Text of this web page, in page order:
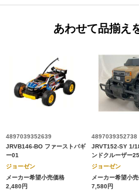
あわせて品揃え
4897039352639
JRVB146-BO ファーストバギ
ー01
ジョーゼン
メーカー希望小売価格
2,480円
4897039352738
JRVT152-SY 1/
ンドクルーザー
ジョーゼン
メーカー希望小
7,580円